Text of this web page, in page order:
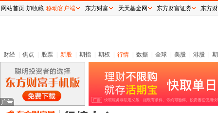
财经 焦点 股票 新股 期指 期权 行情 数据 全球 美股 港股
网站首页 加收藏 移动客户端 东方财富 天天基金网 东方财富证券 东方